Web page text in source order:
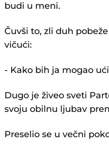
budi u meni.
Čuvši to, zli duh
vičući:
- Kako bih ja mogao
Dugo je živeo sveti
svoju obilnu ljubav
Preselio se u večni